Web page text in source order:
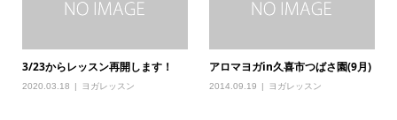
3/23からレッスン再開します！
2020.03.18 ヨガレッスン
アロマヨガin久喜市つばさ園(9月)
2014.09.19 ヨガレッスン